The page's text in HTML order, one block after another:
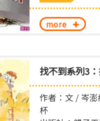
more
找不到系列3
作者：文 / 岑
杯